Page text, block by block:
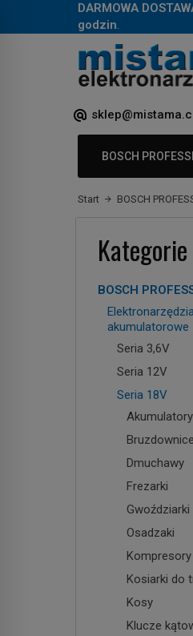
DARMOWA
godzin.
BOSCH
Start BOSCH
Kategorie
BOSCH
akumulatorowe
Seria 3,6V
Seria 12V
Seria 18V
Bruzdownice
Dmuchawy
Frezarki
Gwoździarki
Osadzaki
Kompresory
Kosiarki do
Kosy
Klucze